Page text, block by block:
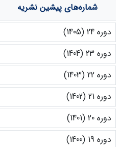
شماره‌های پیشین نشریه
دوره 24 (1405)
دوره 23 (1404)
دوره 22 (1403)
دوره 21 (1402)
دوره 20 (1401)
دوره 19 (1400)